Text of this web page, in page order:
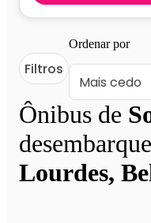
Ônibus de
Lourdes,
Filtros
Ordenar por